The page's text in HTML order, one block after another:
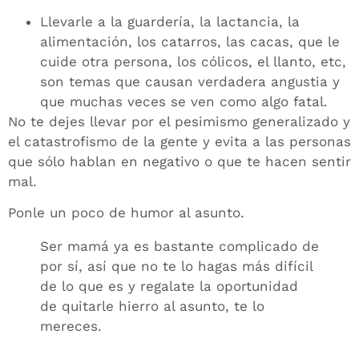
Llevarle a la guardería, la lactancia, la
alimentación, los catarros, las cacas, que le
cuide otra persona, los cólicos, el llanto, etc,
son temas que causan verdadera angustia y
que muchas veces se ven como algo fatal.
No te dejes llevar por el pesimismo generalizado y
el catastrofismo de la gente y evita a las personas
que sólo hablan en negativo o que te hacen sentir
mal.
Ponle un poco de humor al asunto.
Ser mamá ya es bastante complicado de
por sí, así que no te lo hagas más difícil
de lo que es y regalate la oportunidad
de quitarle hierro al asunto, te lo
mereces.